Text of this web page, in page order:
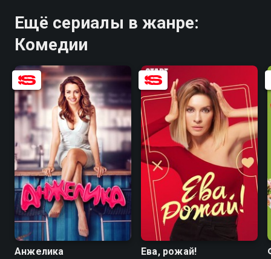
Ещё сериалы в жанре:
Комедии
6.9 5.6
Анжелика
7.1 6.4
Ева, рожай!